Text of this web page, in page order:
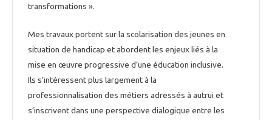
transformations ».
Mes travaux portent sur la scolarisation des jeunes en
situation de handicap et abordent les enjeux liés à la
mise en œuvre progressive d’une éducation inclusive.
Ils s’intéressent plus largement à la
professionnalisation des métiers adressés à autrui et
s’inscrivent dans une perspective dialogique entre les